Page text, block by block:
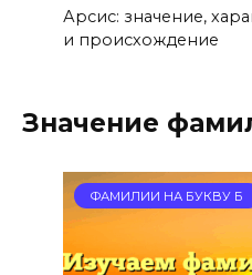
Арсис: значение,
и происхождение
Значение
ФАМИЛИИ НА БУКВУ Б